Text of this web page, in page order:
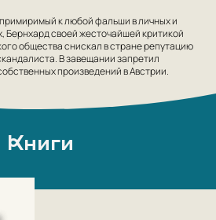
к любой фальши в личных и
своей жесточайшей критикой
общества снискал в стране репутацию
В завещании запретил
произведений в Австрии.
Книги